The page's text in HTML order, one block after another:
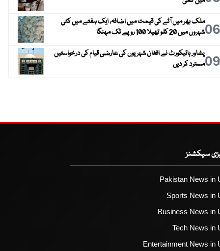
06ملک بھر میں آٹے کی قیمت میں اضافہ، ایک ہفتے میں کئی
شہروں میں 20 کلو تھیلا 100 روپے تک مہنگا
09پشاور ہائیکورٹ نے افغان شہریوں کی عارضی قیام کی درخواستیں
مسترد کر دیں
سیکشنز
Pakistan News in
Sports News in
Business News in
Tech News in
Entertainment News in